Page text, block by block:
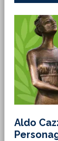
Aldo